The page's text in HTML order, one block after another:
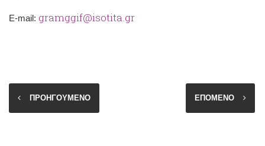
Ε-mail: gramggif@isotita.gr
ΠΡΟΗΓΟΥΜΕΝΟ ΕΠΟΜΕΝΟ